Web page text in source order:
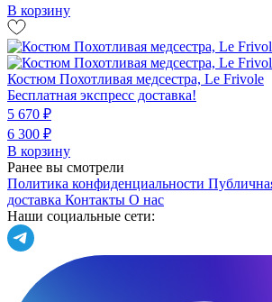
В корзину
Костюм Похотливая медсестра, Le Frivole
Бесплатная экспресс доставка!
5 670 ₽
6 300 ₽
В корзину
Ранее вы смотрели
Политика конфиденциальности
доставка Контакты О нас
Наши социальные сети: